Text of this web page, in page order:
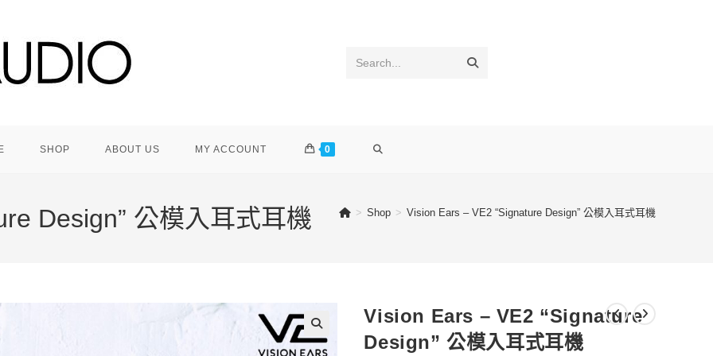
Search...
SHOP ABOUT US MY ACCOUNT 0 TOGGLE
Design” 公模入耳式耳機 > Shop > Vision Ears – VE2 “Signature Design” 公模入耳式耳機
🔍
Vision Ears – VE2 “Signature
Design” 公模入耳式耳機